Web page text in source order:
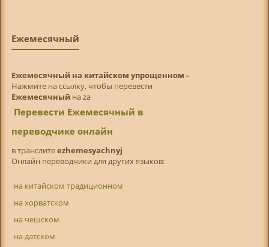
Ежемесячный
Ежемесячный на китайском упрощенном -
Нажмите на ссылку, чтобы перевести
Ежемесячныйна za
Перевести Ежемесячный в
переводчике онлайн
в транслитeezhemesyachnyj
Онлайн переводчики для других языков:
на китайском традиционном
на хорватском
на чешском
на датском